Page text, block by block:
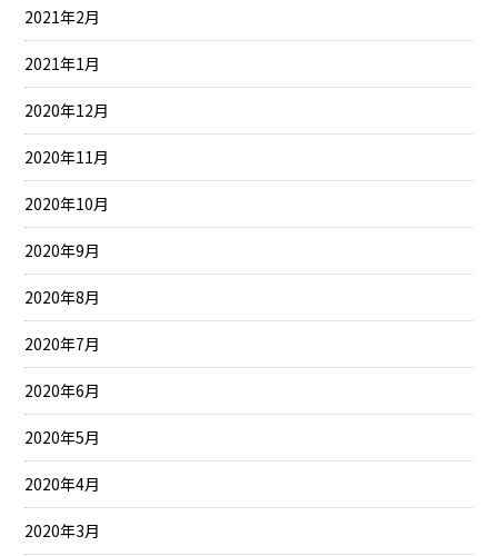
2021年2月
2021年1月
2020年12月
2020年11月
2020年10月
2020年9月
2020年8月
2020年7月
2020年6月
2020年5月
2020年4月
2020年3月